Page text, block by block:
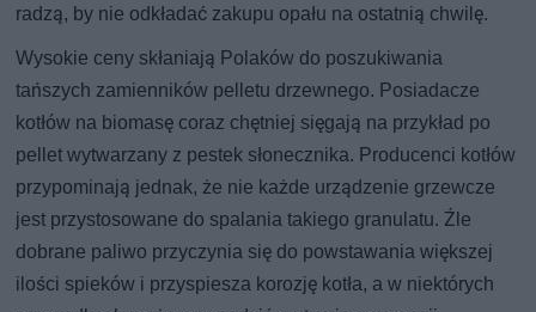
radzą, by nie odkładać zakupu opału na ostatnią chwilę.
Wysokie ceny skłaniają Polaków do poszukiwania
tańszych zamienników pelletu drzewnego. Posiadacze
kotłów na biomasę coraz chętniej sięgają na przykład po
pellet wytwarzany z pestek słonecznika. Producenci kotłów
przypominają jednak, że nie każde urządzenie grzewcze
jest przystosowane do spalania takiego granulatu. Źle
dobrane paliwo przyczynia się do powstawania większej
ilości spieków i przyspiesza korozję kotła, a w niektórych